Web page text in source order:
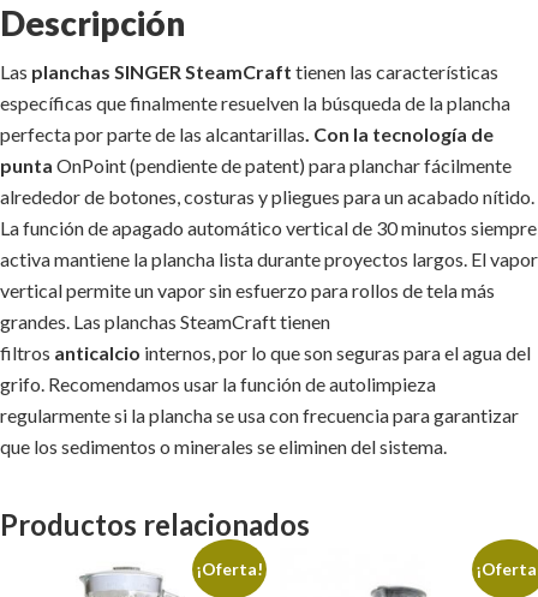
Descripción
Las planchas SINGER SteamCraft tienen las características
específicas que finalmente resuelven la búsqueda de la plancha
perfecta por parte de las alcantarillas . Con la tecnología de
punta OnPoint (pendiente de patent) para planchar fácilmente
alrededor de botones, costuras y pliegues para un acabado nítido.
La función de apagado automático vertical de 30 minutos siempre
activa mantiene la plancha lista durante proyectos largos. El vapor
vertical permite un vapor sin esfuerzo para rollos de tela más
grandes. Las planchas SteamCraft tienen
filtros anticalcio internos, por lo que son seguras para el agua del
grifo. Recomendamos usar la función de autolimpieza
regularmente si la plancha se usa con frecuencia para garantizar
que los sedimentos o minerales se eliminen del sistema.
Productos relacionados
¡Oferta!